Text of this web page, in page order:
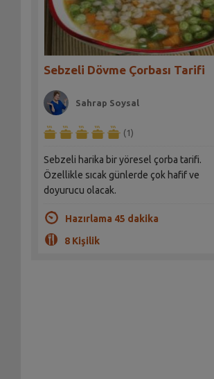
Sebzeli Dövme Çorbası Tarifi
Sahrap Soysal
(1)
Sebzeli harika bir yöresel çorba tarifi.
Özellikle sıcak günlerde çok hafif ve
doyurucu olacak.
Hazırlama 45 dakika
8 Kişilik